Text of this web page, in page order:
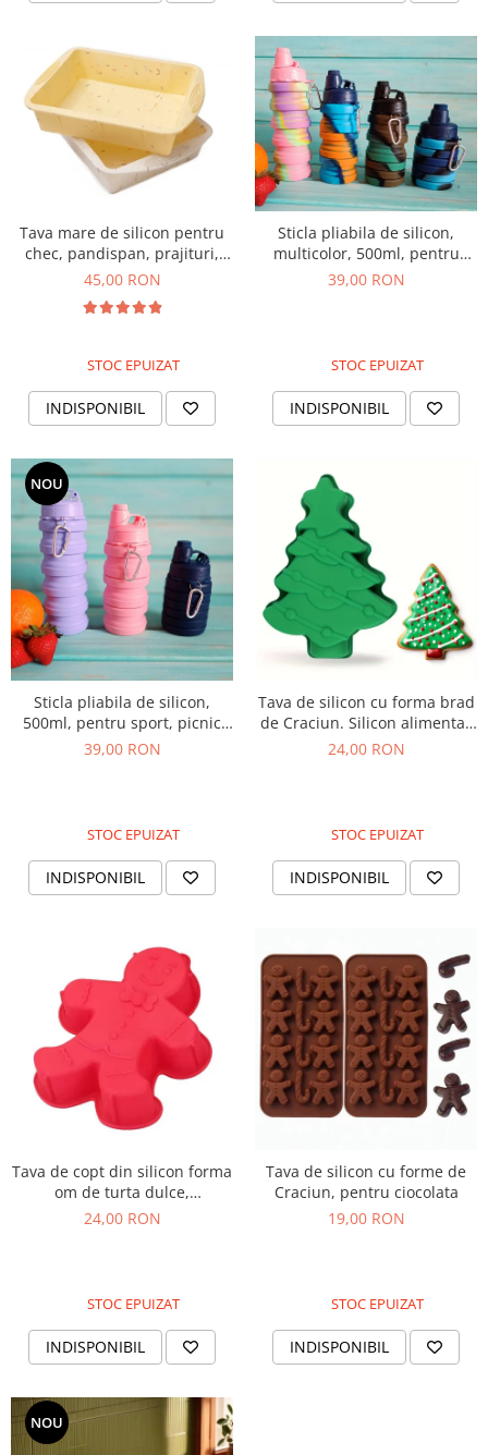
Tava mare de silicon pentru
chec, pandispan, prajituri,
torturi, 27cm
45,00 RON
STOC EPUIZAT
INDISPONIBIL
Sticla pliabila de silicon,
multicolor, 500ml, pentru
sport, picnic sau drumetie
39,00 RON
STOC EPUIZAT
INDISPONIBIL
NOU
Sticla pliabila de silicon,
500ml, pentru sport, picnic
sau drumetie.
39,00 RON
STOC EPUIZAT
INDISPONIBIL
Tava de silicon cu forma brad
de Craciun. Silicon alimentar
rezistent la cuptor
24,00 RON
STOC EPUIZAT
INDISPONIBIL
Tava de copt din silicon forma
om de turta dulce,
reutilizabila, rezistenta la
24,00 RON
STOC EPUIZAT
INDISPONIBIL
Tava de silicon cu forme de
Craciun, pentru ciocolata
19,00 RON
STOC EPUIZAT
INDISPONIBIL
NOU